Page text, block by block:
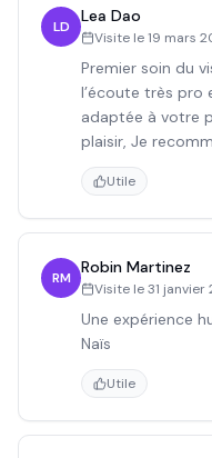
LD
Lea Dao
Visite le19 mars
Premier soin du
l’écoute très pro
adaptée à votre
plaisir, Je
Utile
RM
Robin Martinez
Visite le31 janvier
Une expérience
Naïs
Utile